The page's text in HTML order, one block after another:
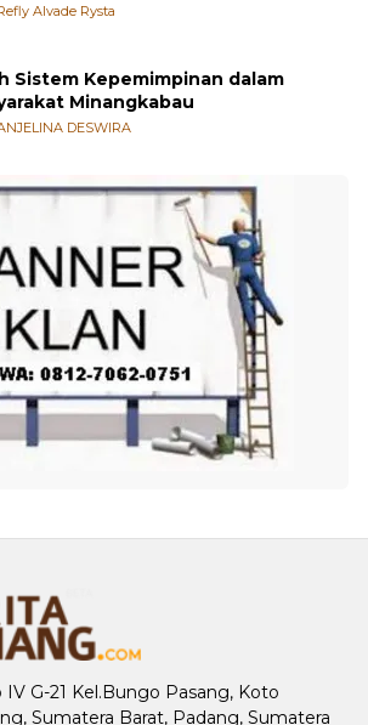
Alvade Rysta
Sistem Kepemimpinan dalam
Minangkabau
DESWIRA
IV G-21 Kel.Bungo Pasang, Koto
Sumatera Barat, Padang, Sumatera